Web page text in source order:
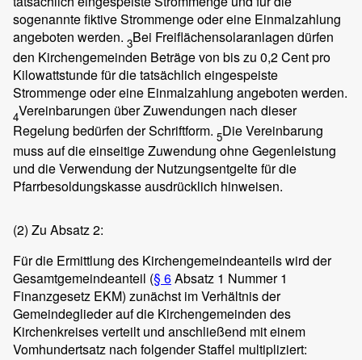
sogenannte fiktive Strommenge oder eine Einmalzahlung
angeboten werden. 3Bei Freiflächensolaranlagen dürfen
den Kirchengemeinden Beträge von bis zu 0,2 Cent pro
Kilowattstunde für die tatsächlich eingespeiste
Strommenge oder eine Einmalzahlung angeboten werden.
4Vereinbarungen über Zuwendungen nach dieser
Regelung bedürfen der Schriftform. 5Die Vereinbarung
muss auf die einseitige Zuwendung ohne Gegenleistung
und die Verwendung der Nutzungsentgelte für die
Pfarrbesoldungskasse ausdrücklich hinweisen.
(2) Zu Absatz 2:
Für die Ermittlung des Kirchengemeindeanteils wird der
Gesamtgemeindeanteil (§ 6Absatz 1 Nummer 1
Finanzgesetz EKM) zunächst im Verhältnis der
Gemeindeglieder auf die Kirchengemeinden des
Kirchenkreises verteilt und anschließend mit einem
Vomhundertsatz nach folgender Staffel multipliziert: